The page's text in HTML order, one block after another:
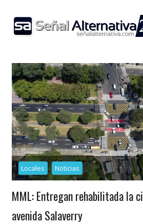
content
Locales Noticias
MML: Entregan rehabilitada la
avenida Salaverry